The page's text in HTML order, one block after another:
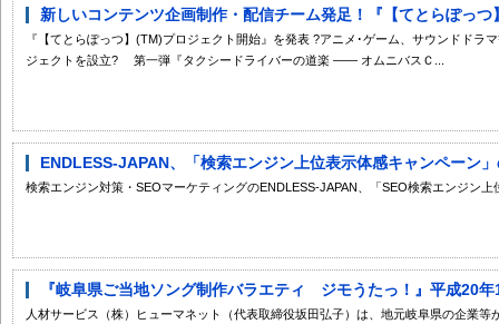
新しいコンテンツ企画制作・配信チーム発足！『【てとらぽっつ
『【てとらぽっつ】(TM)プロジェクト開始』を発表 ?アニメ･ゲーム、サウンドドラ
ジェクトを設立? 第一弾『タクシードライバーの道楽 ―― オムニバスＣ...
ENDLESS-JAPAN、「検索エンジン上位表示体感キャンペーン
検索エンジン対策・SEOマーケティングのENDLESS-JAPAN、「SEO検索エンジン
『岐阜県ご当地ソング制作バラエティ ジモうたっ！』平成20
人材サービス（株）ヒューマネット（代表取締役坂田弘子）は、地元岐阜県の企業